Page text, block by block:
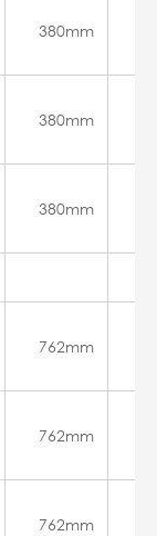
380mm
380mm
380mm
762mm
762mm
762mm